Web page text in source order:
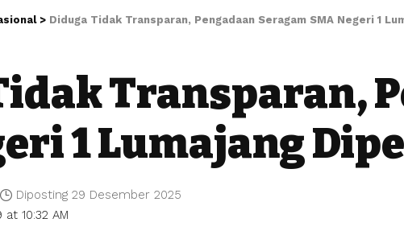
> Diduga Tidak Transparan, Pengadaan Seragam SMA Negeri 1
Transparan,
1 Lumajang
10:32 AM
Diposting 29 Desember 2025